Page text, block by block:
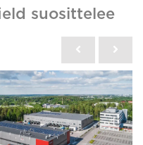
suosittelee